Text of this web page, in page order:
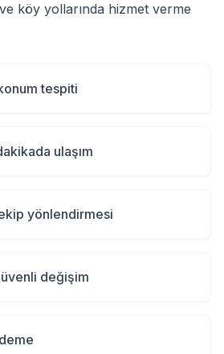
köy yollarında hizmet verme
tespiti
ulaşım
yönlendirmesi
değişim